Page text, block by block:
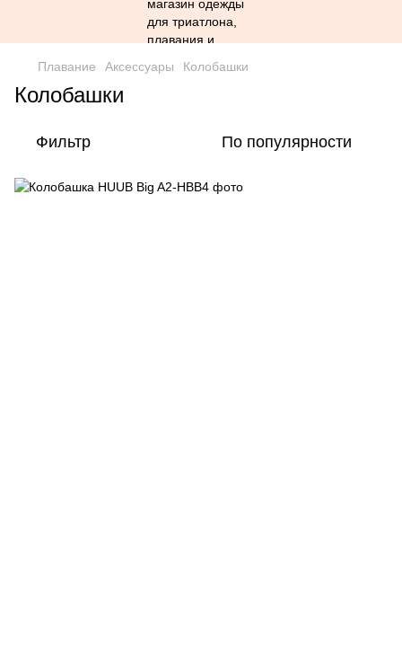
Плавание Аксессуары Колобашки
Колобашки
Фильтр По популярности